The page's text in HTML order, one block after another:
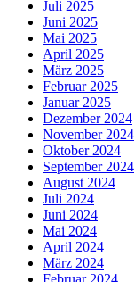
Juli 2025
Juni 2025
Mai 2025
April 2025
März 2025
Februar 2025
Januar 2025
Dezember 2024
November 2024
Oktober 2024
September 2024
August 2024
Juli 2024
Juni 2024
Mai 2024
April 2024
März 2024